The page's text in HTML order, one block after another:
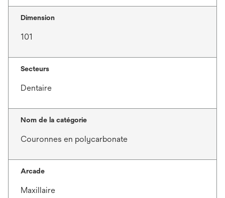
Dimension
101
Secteurs
Dentaire
Nom de la catégorie
Couronnes en polycarbonate
Arcade
Maxillaire